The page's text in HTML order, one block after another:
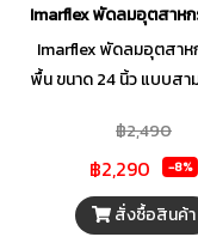
Imarflex พัดลมอุตสาห
Imarflex พัดลมอุตสา
พื้น ขนาด 24 นิ้ว แบบสา
฿2,490
฿2,290 -8%
สั่งซื้อสินค้า